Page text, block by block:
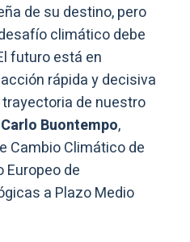
de su destino, pero
climático debe
futuro está en
rápida y decisiva
de nuestro
Carlo Buontempo,
Cambio Climático de
Europeo de
a Plazo Medio